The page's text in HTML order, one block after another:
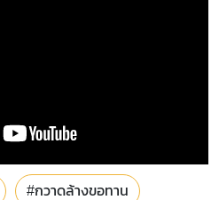
#กวาดล้างขอทาน